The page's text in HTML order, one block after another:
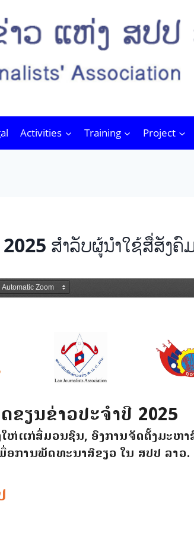
Activities Training Project
ສຳລັບຜູ້ນຳໃຊ້ສື່ສັງ